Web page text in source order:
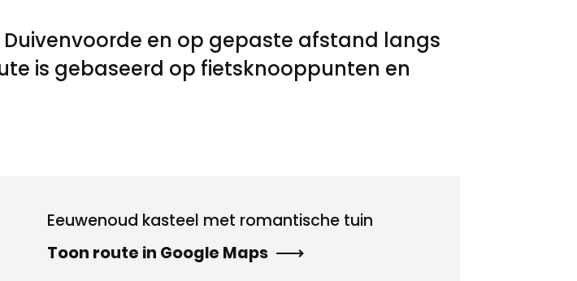
en op gepaste afstand langs
is gebaseerd op fietsknooppunten en
Eeuwenoud kasteel met romantische tuin
Toon route in Google Maps